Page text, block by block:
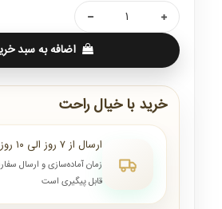
اضافه به سبد
خرید با خیال راحت
ارسال از ۷ روز الی ۱۰ روز کاری
زمان آماده‌سازی و ارسال
قابل پیگیری است